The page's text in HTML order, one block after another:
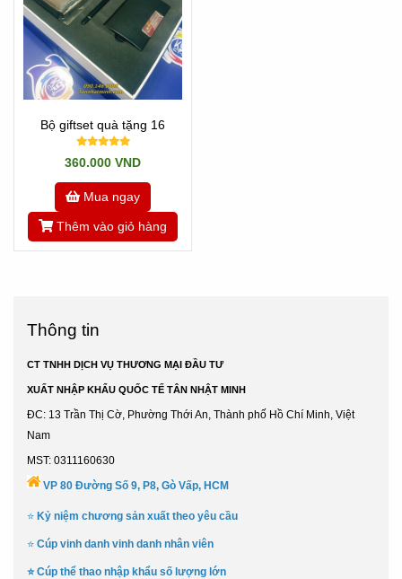
Bộ giftset quà tặng 16
360.000 VND
Mua ngay
Thêm vào giỏ hàng
Thông tin
CT TNHH DỊCH VỤ THƯƠNG MẠI ĐẦU TƯ
XUẤT NHẬP KHẨU QUỐC TẾ TÂN NHẬT MINH
ĐC: 13 Trần Thị Cờ, Phường Thới An, Thành phố Hồ Chí Minh, Việt
Nam
MST: 0311160630
VP 80 Đường Số 9, P8, Gò Vấp, HCM
⭐ Kỷ niệm chương sản xuất theo yêu cầu
⭐ Cúp vinh danh vinh danh nhân viên
⭐Cúp thể thao nhập khẩu số lượng lớn